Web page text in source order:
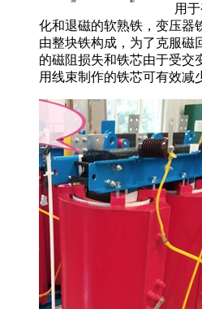
用
化和退磁的软熟铁，变压器
由整块铁构成，为了克服磁
的磁阻损失和铁芯由于受交
用线束制作的铁芯可有效减